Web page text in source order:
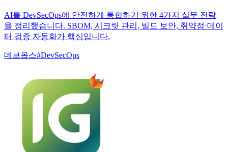
AI를 DevSecOps에 안전하게 통합하기 위한 4가지 실무 전략
을 정리했습니다. SBOM, 시크릿 관리, 빌드 보안, 취약점·데이
터 검증 자동화가 핵심입니다.
데브옵스#DevSecOps